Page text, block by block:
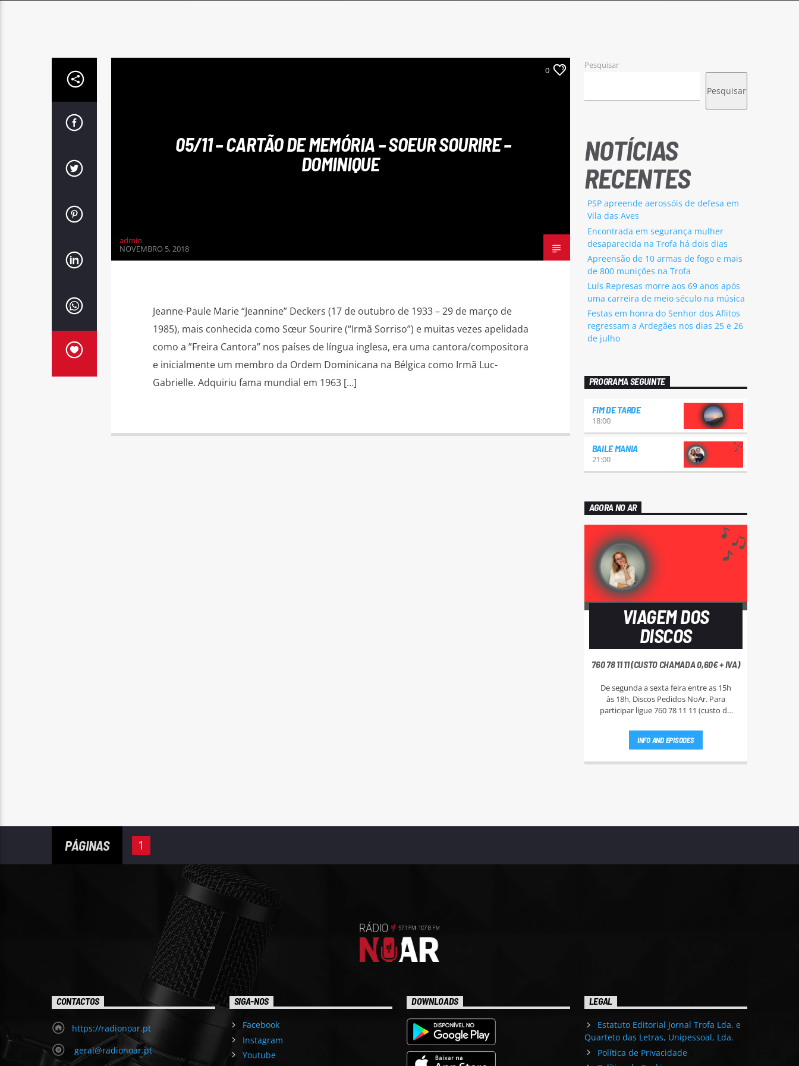
0
05/11 – CARTÃO DE MEMÓRIA – SOEUR SOURIRE –
DOMINIQUE
admin
NOVEMBRO 5, 2018
Jeanne-Paule Marie “Jeannine” Deckers (17 de outubro de 1933 – 29 de março de
1985), mais conhecida como Sœur Sourire (“Irmã Sorriso”) e muitas vezes apelidada
como a ”Freira Cantora” nos países de língua inglesa, era uma cantora/compositora
e inicialmente um membro da Ordem Dominicana na Bélgica como Irmã Luc-
Gabrielle. Adquiriu fama mundial em 1963 […]
Pesquisar
Pesquisar
NOTÍCIAS
RECENTES
PSP apreende aerossóis de defesa em
Vila das Aves
Encontrada em segurança mulher
desaparecida na Trofa há dois dias
Apreensão de 10 armas de fogo e mais
de 800 munições na Trofa
Luís Represas morre aos 69 anos após
uma carreira de meio século na música
Festas em honra do Senhor dos Aflitos
regressam a Ardegães nos dias 25 e 26
de julho
PROGRAMA SEGUINTE
FIM DE TARDE
18:00
BAILE MANIA
21:00
AGORA NO AR
VIAGEM DOS
DISCOS
760 78 11 11 (CUSTO CHAMADA 0,60€ + IVA)
De segunda a sexta feira entre as 15h
às 18h, Discos Pedidos NoAr. Para
participar ligue 760 78 11 11 (custo da
Rute Andrade ou a Bi Silva entrem em
contato.
INFO AND EPISODES
PÁGINAS 1
CONTACTOS
https://radionoar.pt
geral@radionoar.pt
SIGA-NOS
Facebook
Instagram
Youtube
DOWNLOADS LEGAL
Estatuto Editorial Jornal Trofa Lda. e
Quarteto das Letras, Unipessoal, Lda.
Política de Privacidade